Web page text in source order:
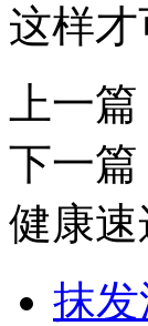
这样
上一篇
下一篇
健康速
抹